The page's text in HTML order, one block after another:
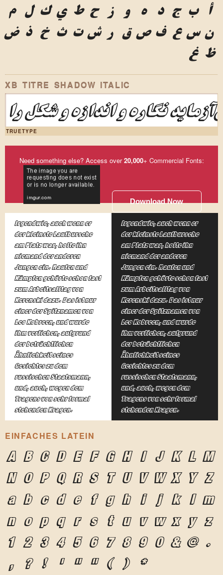
أ ب ج د ه و ز ح ط ي ك ل م
ن س ع ف ص ق ر ش ت ث خ ذ ض
ظ غ
XB TITRE SHADOW ITALIC
نگاره و اندازه و شکل را
TRUETYPE
Need something else? Access over20,000+ Commercial Fonts:
Download Now
Irgendwie, auch wenn er
der kleinste Laufbursche
am Platz war, holte ihn
niemand der anderen
Jungen ein. Raufen und
Kämpfen gehörte schon fast
zum Arbeitsalltag von
Kerenski dazu. Das ist nur
einer der Spitznamen von
Leo Kobreen, und wurde
ihm verliehen, aufgrund
der beträchtlichen
Ähnlichkeit seines
Gesichtes zu dem
russischen Staatsmann,
und, auch, wegen dem
Tragens von sehr formal
stehenden Kragen.
Irgendwie, auch wenn er
der kleinste Laufbursche
am Platz war, holte ihn
niemand der anderen
Jungen ein. Raufen und
Kämpfen gehörte schon fast
zum Arbeitsalltag von
Kerenski dazu. Das ist nur
einer der Spitznamen von
Leo Kobreen, und wurde
ihm verliehen, aufgrund
der beträchtlichen
Ähnlichkeit seines
Gesichtes zu dem
russischen Staatsmann,
und, auch, wegen dem
Tragens von sehr formal
stehenden Kragen.
EINFACHES LATEIN
A B C D E F G H I J K L M
N O P Q R S T U V W X Y Z
a b c d e f g h i j k l m
n o p q r s t u v w x y z
1 2 3 4 5 6 7 8 9 0 & @ .
, ? ! ' " " ( ) *